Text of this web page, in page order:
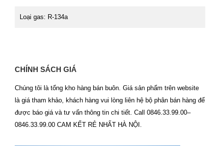
Loại gas: R-134a
CHÍNH SÁCH GIÁ
Chúng tôi là tổng kho hàng bán buôn. Giá sản phẩm trên website
là giá tham khảo, khách hàng vui lòng liên hệ bộ phân bán hàng để
được báo giá và tư vấn thông tin chi tiết. Call 0846.33.99.00–
0846.33.99.00 CAM KẾT RẺ NHẤT HÀ NỘI.